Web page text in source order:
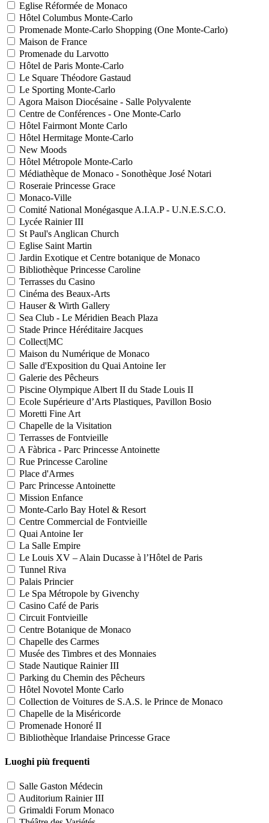
Eglise Réformée de Monaco
Hôtel Columbus Monte-Carlo
Promenade Monte-Carlo Shopping (One Monte-Carlo)
Maison de France
Promenade du Larvotto
Hôtel de Paris Monte-Carlo
Le Square Théodore Gastaud
Le Sporting Monte-Carlo
Agora Maison Diocésaine - Salle Polyvalente
Centre de Conférences - One Monte-Carlo
Hôtel Fairmont Monte Carlo
Hôtel Hermitage Monte-Carlo
New Moods
Hôtel Métropole Monte-Carlo
Médiathèque de Monaco - Sonothèque José Notari
Roseraie Princesse Grace
Monaco-Ville
Comité National Monégasque A.I.A.P - U.N.E.S.C.O.
Lycée Rainier III
St Paul's Anglican Church
Eglise Saint Martin
Jardin Exotique et Centre botanique de Monaco
Bibliothèque Princesse Caroline
Terrasses du Casino
Cinéma des Beaux-Arts
Hauser & Wirth Gallery
Sea Club - Le Méridien Beach Plaza
Stade Prince Héréditaire Jacques
Collect|MC
Maison du Numérique de Monaco
Salle d'Exposition du Quai Antoine Ier
Galerie des Pêcheurs
Piscine Olympique Albert II du Stade Louis II
Ecole Supérieure d’Arts Plastiques, Pavillon Bosio
Moretti Fine Art
Chapelle de la Visitation
Terrasses de Fontvieille
A Fàbrica - Parc Princesse Antoinette
Rue Princesse Caroline
Place d'Armes
Parc Princesse Antoinette
Mission Enfance
Monte-Carlo Bay Hotel & Resort
Centre Commercial de Fontvieille
Quai Antoine Ier
La Salle Empire
Le Louis XV – Alain Ducasse à l’Hôtel de Paris
Tunnel Riva
Palais Princier
Le Spa Métropole by Givenchy
Casino Café de Paris
Circuit Fontvieille
Centre Botanique de Monaco
Chapelle des Carmes
Musée des Timbres et des Monnaies
Stade Nautique Rainier III
Parking du Chemin des Pêcheurs
Hôtel Novotel Monte Carlo
Collection de Voitures de S.A.S. le Prince de Monaco
Chapelle de la Miséricorde
Promenade Honoré II
Bibliothèque Irlandaise Princesse Grace
Luoghi più frequenti
Salle Gaston Médecin
Auditorium Rainier III
Grimaldi Forum Monaco